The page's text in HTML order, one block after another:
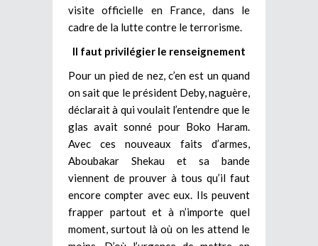
visite officielle en France, dans le
cadre de la lutte contre le terrorisme.
Il faut privilégier le renseignement
Pour un pied de nez, c’en est un quand
on sait que le président Deby, naguère,
déclarait à qui voulait l’entendre que le
glas avait sonné pour Boko Haram.
Avec ces nouveaux faits d’armes,
Aboubakar Shekau et sa bande
viennent de prouver à tous qu’il faut
encore compter avec eux. Ils peuvent
frapper partout et à n’importe quel
moment, surtout là où on les attend le